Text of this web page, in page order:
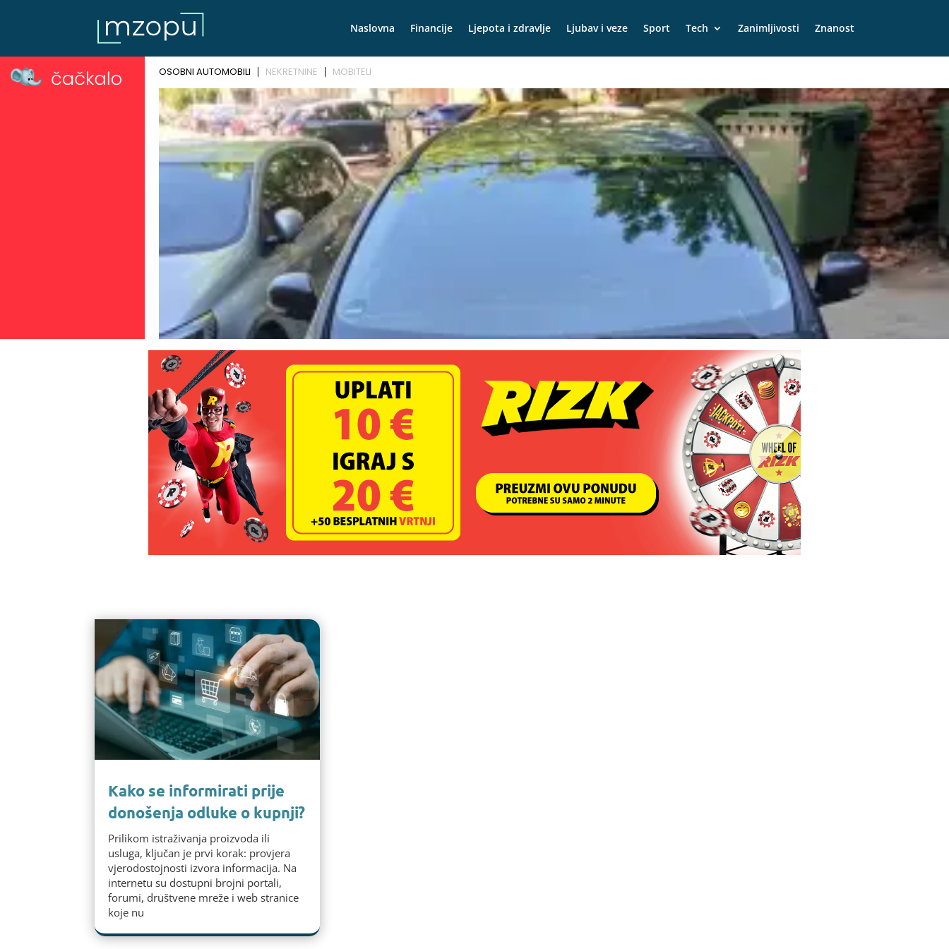
Naslovna Financije Ljepota i zdravlje Ljubav i veze Sport Tech Zanimljivosti Znanost
Kako se informirati prije
donošenja odluke o kupnji?
Prilikom istraživanja proizvoda ili
usluga, ključan je prvi korak: provjera
vjerodostojnosti izvora informacija. Na
internetu su dostupni brojni portali,
forumi, društvene mreže i web stranice
koje nu